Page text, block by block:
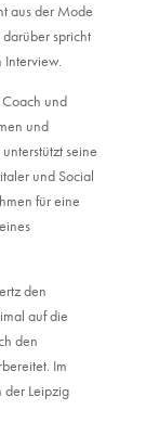
aus der Mode
spricht
Interview.
und
und
seine
und Social
für eine
den
auf die
den
Im
der Leipzig